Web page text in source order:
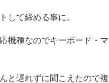
して締める事に。
機種なのでキーボード・
と遅れずに聞こえたので